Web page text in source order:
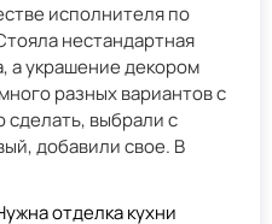
исполнителя по
нестандартная
а украшение декором
сделать, выбрали с
добавили свое. В